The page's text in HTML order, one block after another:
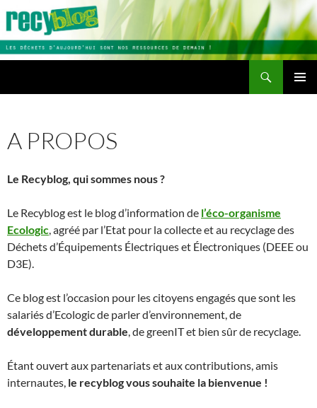
Aller
contenu
A PROPOS
Le Recyblog, qui sommes nous ?
Le Recyblog est le blog d’information de l’éco-organisme
Ecologic, agréé par l’Etat pour la collecte et au recyclage des
Déchets d’Équipements Électriques et Électroniques (DEEE ou
D3E).
Ce blog est l’occasion pour les citoyens engagés que sont les
salariés d’Ecologic de parler d’environnement, de
développement durable, de greenIT et bien sûr de recyclage.
Étant ouvert aux partenariats et aux contributions, amis
internautes, le recyblog vous souhaite la bienvenue !